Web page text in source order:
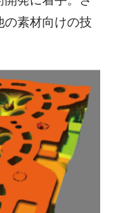
の素材向けの技